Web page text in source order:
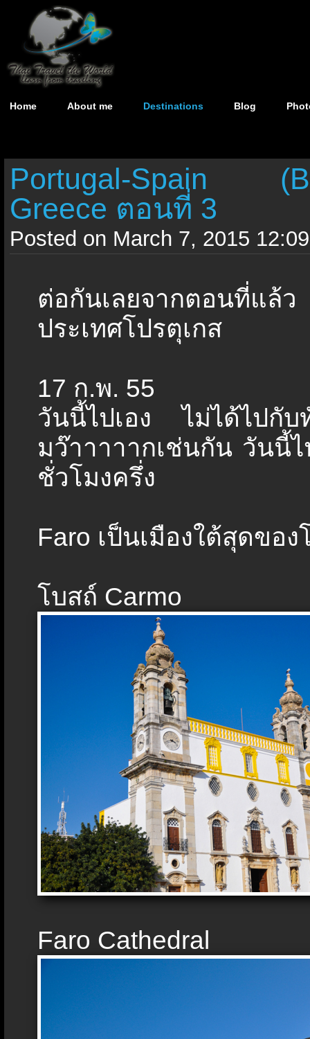
Home About me Destinations Blog
Portugal-Spain
Greece ตอนที่ 3
Posted on March 7, 2015 12:09
ต่อกันเลยจากตอนที่แล้
ประเทศโปรตุเกส
17 ก.พ. 55
วันนี้ไปเอง ไม่ได้ไปกั
มว๊าาาาากเช่นกัน วันนี้
ชั่วโมงครึ่ง
Faro เป็นเมืองใต้สุดขอ
โบสถ์ Carmo
Faro Cathedral